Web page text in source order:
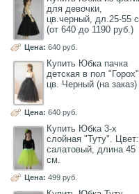
для девочки,
цв.черный, дл.25-55
(от 640 до 1190 руб.)
Цена: 640 руб.
Купить Юбка пачка
детская в пол "Горох",
цв. Черный (на заказ)
Цена: 640 руб.
Купить Юбка 3-х
слойная "Туту". Цвет:
салатовый, длина 45
см.
Цена: 499 руб.